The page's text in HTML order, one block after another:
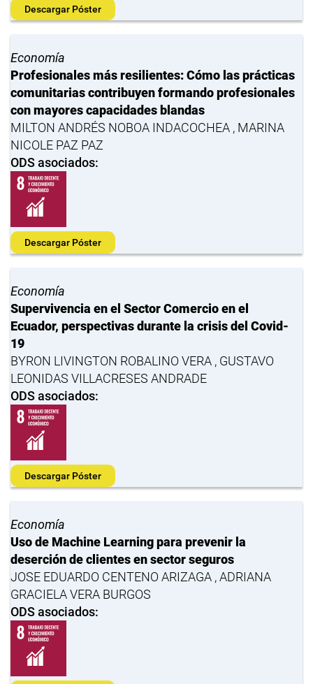
Descargar Póster
Economía
Profesionales más resilientes: Cómo las prácticas
comunitarias contribuyen formando profesionales
con mayores capacidades blandas
MILTON ANDRÉS NOBOA INDACOCHEA , MARINA
NICOLE PAZ PAZ
ODS asociados:
Descargar Póster
Economía
Supervivencia en el Sector Comercio en el
Ecuador, perspectivas durante la crisis del Covid-
19
BYRON LIVINGTON ROBALINO VERA , GUSTAVO
LEONIDAS VILLACRESES ANDRADE
ODS asociados:
Descargar Póster
Economía
Uso de Machine Learning para prevenir la
deserción de clientes en sector seguros
JOSE EDUARDO CENTENO ARIZAGA , ADRIANA
GRACIELA VERA BURGOS
ODS asociados: